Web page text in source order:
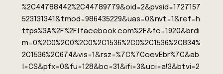
%2C44788442%2C44789779&oid=2&pvsid=1727157
523131341&tmod=986435229&uas=0&nvt=1&ref=h
ttps%3A%2F%2Fl.facebook.com%2F&fc=1920&brdi
m=0%2C0%2C0%2C0%2C1536%2C0%2C1536%2C834%
2C1536%2C674&vis=1&rsz=%7C%7CoevEbr%7C&ab
l=CS&pfx=0&fu=128&bc=31&ifi=3&uci=a!3&btvi=2